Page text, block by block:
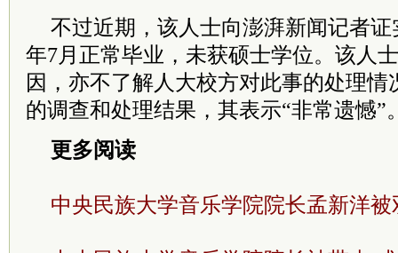
不过近期，该人士向澎湃新闻记者
年7月正常毕业，未获硕士学位。该人
因，亦不了解人大校方对此事的处理情
的调查和处理结果，其表示“非常遗憾”
更多阅读
中央民族大学音乐学院院长孟新洋被